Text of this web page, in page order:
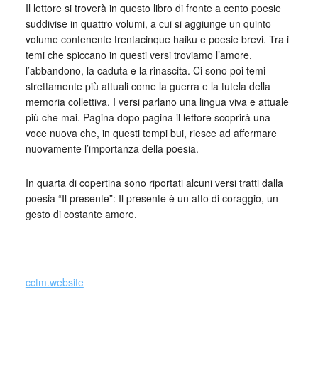
Il lettore si troverà in questo libro di fronte a cento poesie
suddivise in quattro volumi, a cui si aggiunge un quinto
volume contenente trentacinque haiku e poesie brevi. Tra i
temi che spiccano in questi versi troviamo l’amore,
l’abbandono, la caduta e la rinascita. Ci sono poi temi
strettamente più attuali come la guerra e la tutela della
memoria collettiva. I versi parlano una lingua viva e attuale
più che mai. Pagina dopo pagina il lettore scoprirà una
voce nuova che, in questi tempi bui, riesce ad affermare
nuovamente l’importanza della poesia.
In quarta di copertina sono riportati alcuni versi tratti dalla
poesia “Il presente”: Il presente è un atto di coraggio, un
gesto di costante amore.
cctm.website